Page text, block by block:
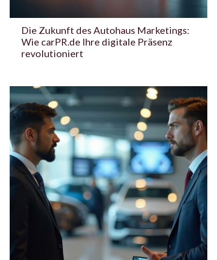
Die Zukunft des Autohaus Marketings:
Wie carPR.de Ihre digitale Präsenz
revolutioniert